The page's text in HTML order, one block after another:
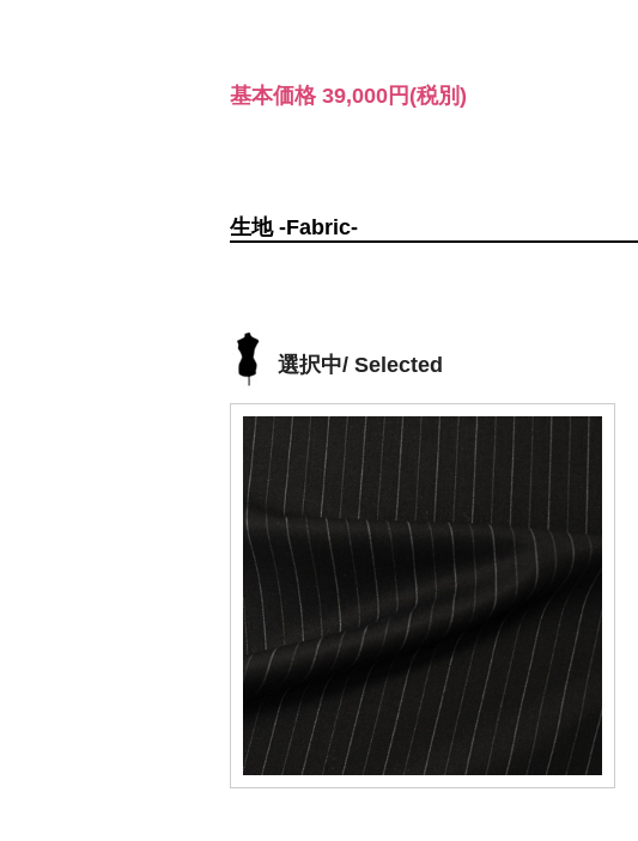
基本価格 39,000円 (税別)
生地 -Fabric-
選択中/ Selected